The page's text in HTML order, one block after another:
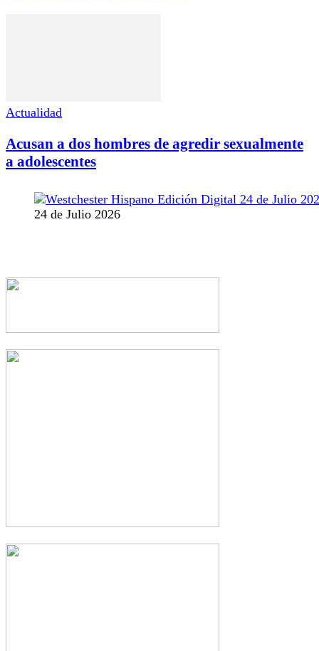
Actualidad
Acusan a dos hombres de agredir sexualmente
a adolescentes
24 de Julio 2026